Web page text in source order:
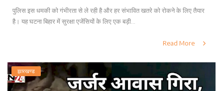
पुलिस इस धमकी को गंभीरता से ले रही है और हर संभावित खतरे को रोकने के लिए तैयार
है। यह घटना बिहार में सुरक्षा एजेंसियों के लिए एक बड़ी...
Read More
झारखण्ड